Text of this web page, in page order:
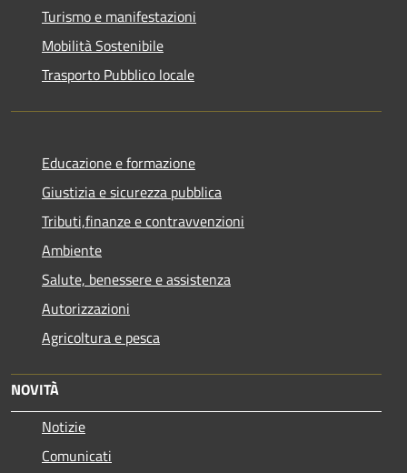
Turismo e manifestazioni
Mobilità Sostenibile
Trasporto Pubblico locale
Educazione e formazione
Giustizia e sicurezza pubblica
Tributi,finanze e contravvenzioni
Ambiente
Salute, benessere e assistenza
Autorizzazioni
Agricoltura e pesca
NOVITÀ
Notizie
Comunicati